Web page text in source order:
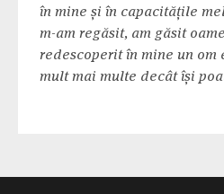
în mine și în capacitățile
m-am regăsit, am găsit
redescoperit în mine un om
mult mai multe decât își